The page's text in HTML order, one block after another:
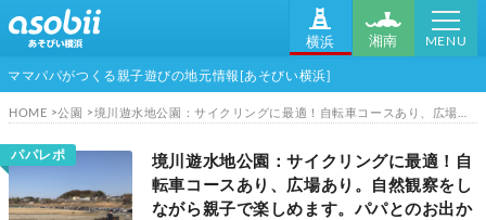
横浜 湘南 MENU
ママパパがつくる親子遊びの地元情報[あそびい横浜]
HOME 公園 境川遊水地公園：サイクリングに最適！自転車コースあり、広場あり。自然観察をしながら親子で楽しめます。パパとのお出かけにもおすすめ！[泉区：2022冬パパレポ]
パパレポ
境川遊水地公園：サイクリングに最適！自
転車コースあり、広場あり。自然観察をし
ながら親子で楽しめます。パパとのお出か